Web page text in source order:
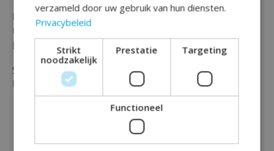
Ben je op zoek naar meer tafeldecoratie ? Of wil je
meer feestelijke items uit dezelfde serie als deze
prikkers ? Kijk dan gerust rond op onze website.
Shop vandaag nog je party tafeldecoratie bij Rainbow
Feestshop !
verzameld door uw gebruik van hun diensten.
Privacybeleid
Strikt
noodzakelijk
Prestatie Targeting
Functioneel